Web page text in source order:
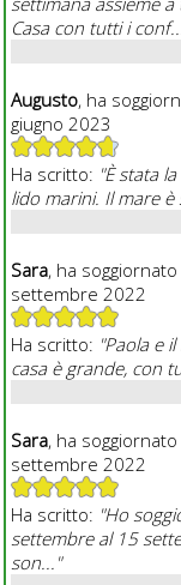
Casa con tutti i
Augusto, ha
giugno 2023
Ha scritto: "È stata
lido marini. Il mare
Sara, ha
settembre 2022
Ha scritto: "Paola e
casa è grande, con
Sara, ha
settembre 2022
Ha scritto: "Ho
settembre al 15
son..."